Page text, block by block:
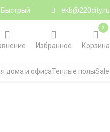
Быстрый
ekb@220city.ru
Избранное Корзина
0
дома и офисаТеплые полыSale